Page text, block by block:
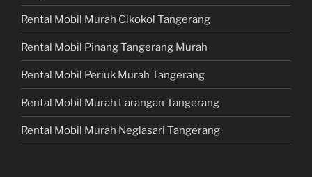
Rental Mobil Murah Cikokol Tangerang
Rental Mobil Pinang Tangerang Murah
Rental Mobil Periuk Murah Tangerang
Rental Mobil Murah Larangan Tangerang
Rental Mobil Murah Neglasari Tangerang